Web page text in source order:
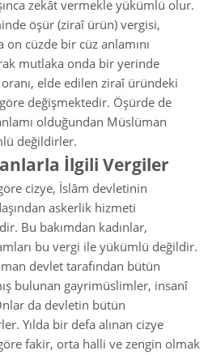
zekât vermekle yükümlü olur.
öşür (ziraî ürün) vergisi,
cüzde bir cüz anlamını
mutlaka onda bir yerinde
elde edilen ziraî üründeki
değişmektedir. Öşürde de
olduğundan Müslüman
değildirler.
İlgili Vergiler
cizye, İslâm devletinin
askerlik hizmeti
Bu bakımdan kadınlar,
bu vergi ile yükümlü değildir.
devlet tarafından bütün
bulunan gayrimüslimler, insanî
da devletin bütün
Yılda bir defa alınan cizye
fakir, orta halli ve zengin olmak